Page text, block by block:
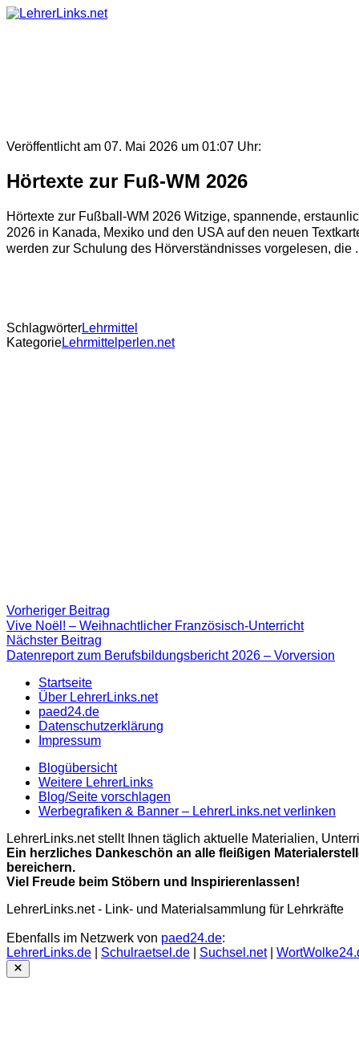
Skip
Veröffentlicht am 07. Mai 2026 um 01:07 Uhr:
Hörtexte zur Fuß-WM 2026
Hörtexte zur Fußball-WM 2026 Witzige, spannende,
2026 in Kanada, Mexiko und den USA auf den neuen
werden zur Schulung des Hörverständnisses vorgelesen, die
SchlagwörterLehrmittel
KategorieLehrmittelperlen.net
Beitragsnavigation
Vorheriger Beitrag
Beitrag:
Vive Noël! – Weihnachtlicher Französisch-Unterricht
Nächster Beitrag
Beitrag
Datenreport zum Berufsbildungsbericht 2026 – Vorversion
Startseite
Über LehrerLinks.net
paed24.de
Datenschutzerklärung
Impressum
Blogübersicht
Weitere LehrerLinks
Blog/Seite vorschlagen
Werbegrafiken & Banner – LehrerLinks.net verlinken
LehrerLinks.net stellt Ihnen täglich aktuelle Materialien,
Ein herzliches Dankeschön an alle fleißigen
bereichern.
Viel Freude beim Stöbern und Inspirierenlassen!
LehrerLinks.net - Link- und Materialsammlung für Lehrkräfte
Ebenfalls im Netzwerk von paed24.de:
LehrerLinks.de
Schulraetsel.de Suchsel.net|
Close